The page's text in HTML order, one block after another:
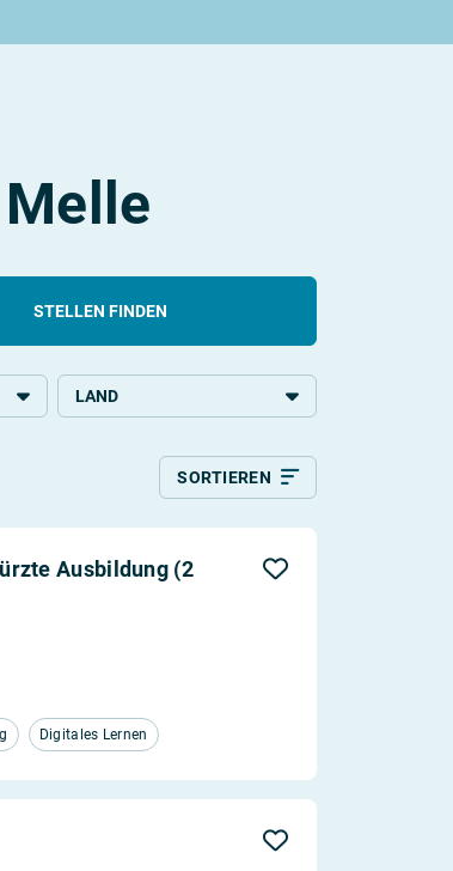
STELLEN FINDEN
LAND
Deutschland
SORTIEREN
Aktualität
Ausbildung (2
Digitales Lernen